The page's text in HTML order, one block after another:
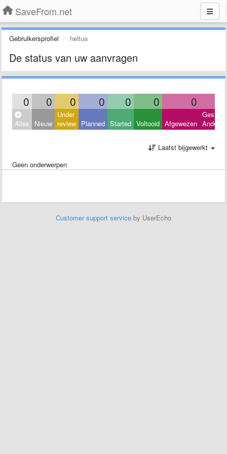
SaveFrom.net
Gebruikersprofiel heltua
De status van uw aanvragen
0 0 0 0 0 0 0
Alles Nieuw
Under
review Planned Started Voltooid Afgewezen Andere
Laatst bijgewerkt
Geen onderwerpen
Customer support service by UserEcho